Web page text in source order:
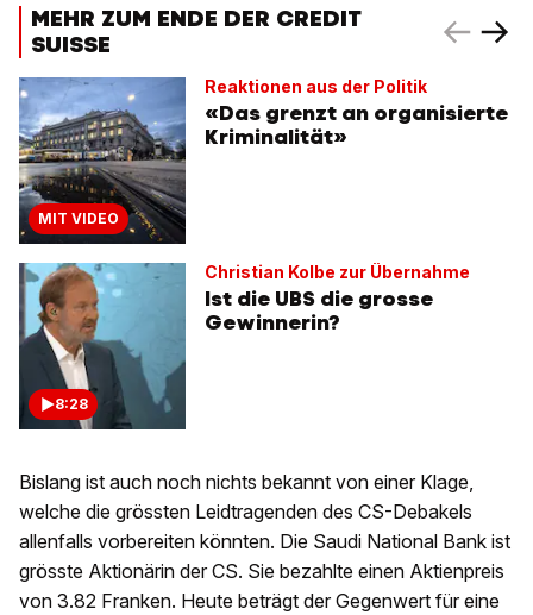
MEHR ZUM ENDE DER CREDIT
SUISSE
MIT VIDEO
Reaktionen aus der Politik
«Das grenzt an organisierte
Kriminalität»
8:28
Christian Kolbe zur Übernahme
Ist die UBS die grosse
Gewinnerin?
Bislang ist auch noch nichts bekannt von einer Klage,
welche die grössten Leidtragenden des CS-Debakels
allenfalls vorbereiten könnten. Die Saudi National Bank ist
grösste Aktionärin der CS. Sie bezahlte einen Aktienpreis
von 3.82 Franken. Heute beträgt der Gegenwert für eine